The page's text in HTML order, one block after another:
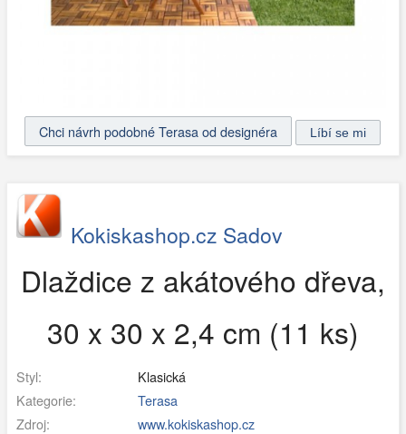
Chci návrh podobné Terasa od designéra
Kokiskashop.cz Sadov
Dlaždice z akátového dřeva,
30 x 30 x 2,4 cm (11 ks)
Styl:
Klasická
Kategorie:
Terasa
Zdroj:
www.kokiskashop.cz